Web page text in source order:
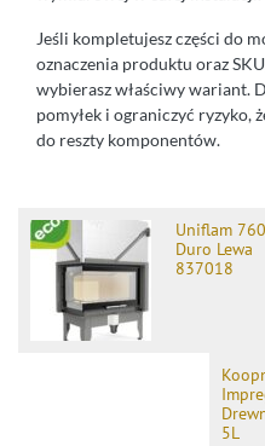
Jeśli kompletujesz części do
oznaczenia produktu oraz
wybierasz właściwy wariant.
pomyłek i ograniczyć ryzyko,
do reszty komponentów.
Uniflam 760
Duro Lewa
837018
5L